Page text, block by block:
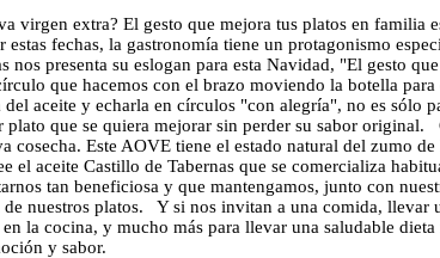
virgen extra? El gesto que mejora tus platos en
estas fechas, la gastronomía tiene un protagonismo
nos presenta su eslogan para esta Navidad, "El gesto
que hacemos con el brazo moviendo la botella
aceite y echarla en círculos "con alegría", no es sólo
plato que se quiera mejorar sin perder su sabor
cosecha. Este AOVE tiene el estado natural del zumo
el aceite Castillo de Tabernas que se comercializa
tan beneficiosa y que mantengamos, junto con
nuestros platos. Y si nos invitan a una comida,
la cocina, y mucho más para llevar una saludable
y sabor.